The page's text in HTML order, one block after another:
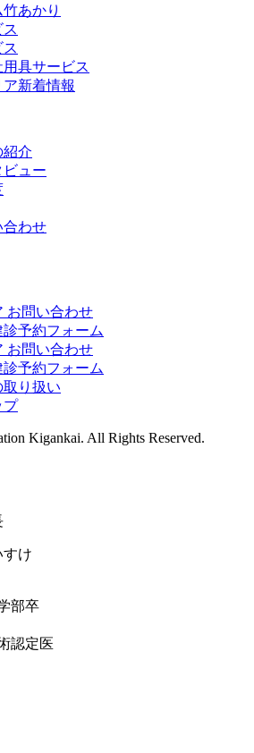
あかり
具サービス
ア新着情報
紹介
ビュー
合わせ
お問い合わせ
予約フォーム
お問い合わせ
予約フォーム
り扱い
プ
Kigankai. All Rights Reserved.
け
部卒
認定医